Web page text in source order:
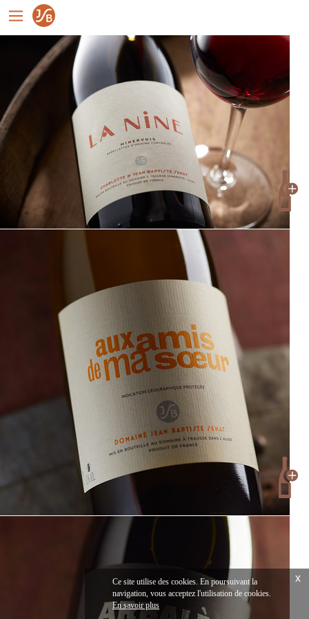
Ce site utilise des cookies. En poursuivant la
navigation, vous acceptez l'utilisation de cookies.
En savoir plus
x